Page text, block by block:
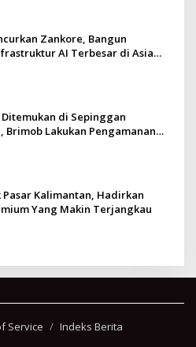
Zankore, Bangun
AI Terbesar di Asia
di Sepinggan
Brimob Lakukan Pengamanan
Pasar Kalimantan, Hadirkan
Yang Makin Terjangkau
Service Indeks Berita